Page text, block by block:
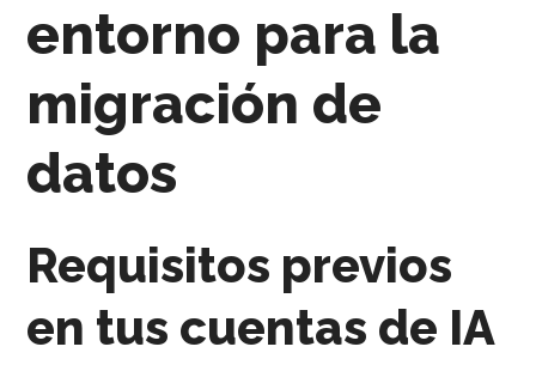
entorno para la
migración de
datos
Requisitos previos
en tus cuentas de IA